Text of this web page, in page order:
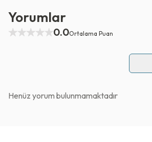
Yorumlar
0.0Ortalama Puan
Henüz yorum bulunmamaktadır